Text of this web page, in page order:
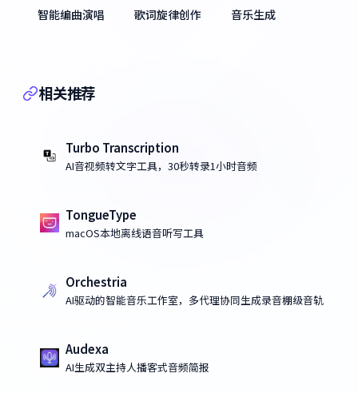
智能编曲演唱
歌词旋律创作 音乐生成
相关推荐
Turbo Transcription
AI音视频转文字工具，30秒转录1小时音频
TongueType
macOS本地离线语音听写工具
Orchestria
AI驱动的智能音乐工作室，多代理协同生成录音棚级音轨
Audexa
AI生成双主持人播客式音频简报